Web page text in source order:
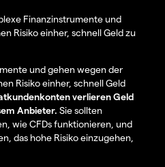
Finanzinstrumente und
Risiko einher, schnell Geld zu
und gehen wegen der
Risiko einher, schnell Geld
verlieren Geld
Anbieter. Sie sollten
wie CFDs funktionieren, und
das hohe Risiko einzugehen,